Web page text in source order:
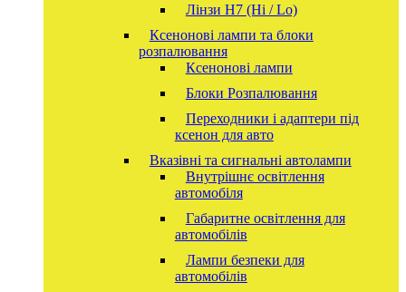
Лінзи Н7 (Hi / Lo)
Ксенонові лампи та блоки
розпалювання
Ксенонові лампи
Блоки Розпалювання
Переходники і адаптери під
ксенон для авто
Вказівні та сигнальні автолампи
Внутрішнє освітлення
автомобіля
Габаритне освітлення для
автомобілів
Лампи безпеки для
автомобілів